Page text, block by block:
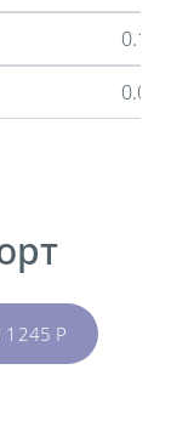
0.12
0.05
1245 P